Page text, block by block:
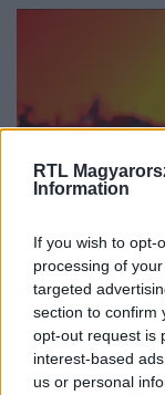
RTL
Information
If you wish to opt-
processing of
targeted
section to confirm
opt-out request is
interest-based
us or personal
minden: Zoli egy
producere is ő. A
Anikó meséje, a
célközönség
Fókusz
2025. március 12.
„Gyere
ilyen volt a
Majka dupla